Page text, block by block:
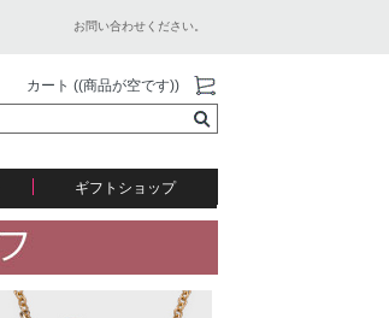
お問い合わせください。
カート ((商品が空です))
ギフトショップ